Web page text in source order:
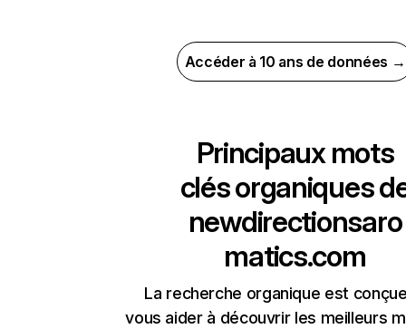
Accéder à 10 ans de données →
Principaux mots
clés organiques
newdirectionsaro
matics.com
La recherche organique est
vous aider à découvrir les meilleurs